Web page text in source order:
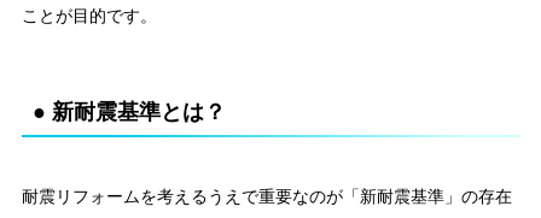
ことが目的です。
● 新耐震基準とは？
耐震リフォームを考えるうえで重要なのが「新耐震基準」の存在